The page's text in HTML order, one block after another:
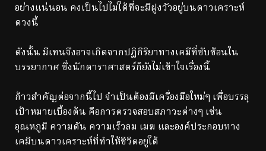
อย่างแน่นอน คงเป็นไปไม่ได้ที่จะมีฝูงวัวอยู่บนดาวเคราะห์
ดวงนี้
ดังนั้น มีเทนจึงอาจเกิดจากปฏิกิริยาทางเคมีที่ซับซ้อนใน
บรรยากาศ ซึ่งนักดาราศาสตร์ก็ยังไม่เข้าใจเรื่องนี้
ก้าวสำคัญต่อจากนี้ไป จำเป็นต้องมีเครื่องมือใหม่ๆ เพื่อบรรลุ
เป้าหมายเบื้องต้น คือการตรวจสอบสภาวะต่างๆ เช่น
อุณหภูมิ ความดัน ความเร็วลม เมฆ และองค์ประกอบทาง
เคมีบนดาวเคราะห์ที่ทำให้ชีวิตอยู่ได้